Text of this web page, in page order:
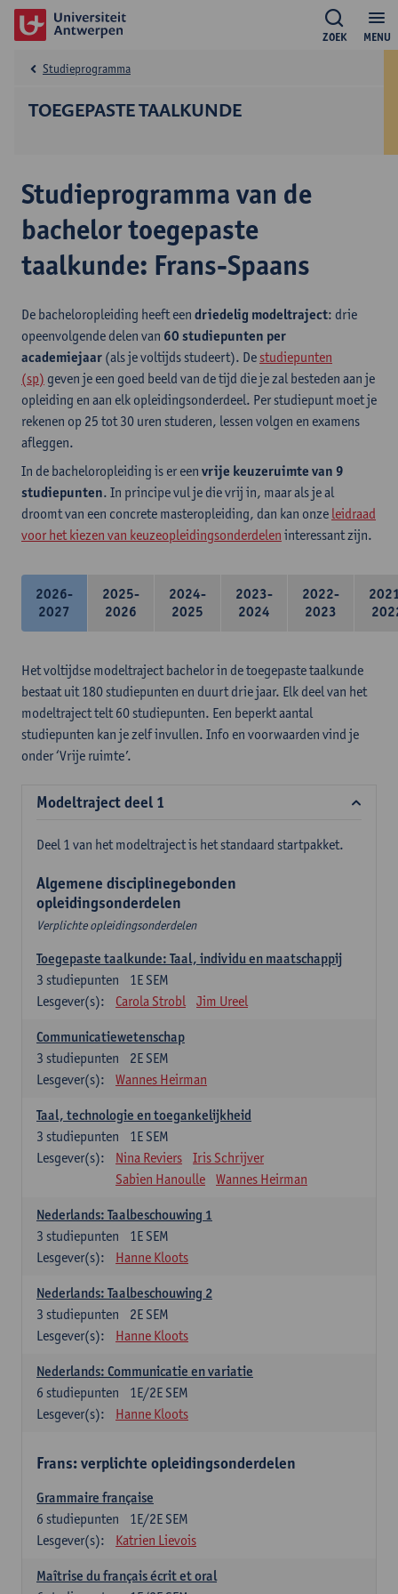
MENU
ZOEK
TOEGEPASTE TAALKUNDE
Studieprogramma
Studieprogramma van de
bachelor toegepaste
taalkunde: Frans-Spaans
De bacheloropleiding heeft een driedelig modeltraject: drie
opeenvolgende delen van 60 studiepunten per
academiejaar (als je voltijds studeert). De studiepunten
(sp) geven je een goed beeld van de tijd die je zal besteden aan je
opleiding en aan elk opleidingsonderdeel. Per studiepunt moet je
rekenen op 25 tot 30 uren studeren, lessen volgen en examens
afleggen.
In de bacheloropleiding is er een vrije keuzeruimte van 9
studiepunten. In principe vul je die vrij in, maar als je al
droomt van een concrete masteropleiding, dan kan onze leidraad
voor het kiezen van keuzeopleidingsonderdelen interessant zijn.
2026-
2027
2025-
2026
2024-
2025
2023-
2024
2022-
2023
Het voltijdse modeltraject bachelor in de toegepaste taalkunde
bestaat uit 180 studiepunten en duurt drie jaar. Elk deel van het
modeltraject telt 60 studiepunten. Een beperkt aantal
studiepunten kan je zelf invullen. Info en voorwaarden vind je
onder ‘Vrije ruimte’.
Modeltraject deel 1
Deel 1 van het modeltraject is het standaard startpakket.
Algemene disciplinegebonden
opleidingsonderdelen
Verplichte opleidingsonderdelen
Toegepaste taalkunde: Taal, individu en maatschappij
1E SEM
3 studiepunten
Lesgever(s):
Carola Strobl Jim Ureel
Communicatiewetenschap
2E SEM
3 studiepunten
Lesgever(s):
Wannes Heirman
Taal, technologie en toegankelijkheid
1E SEM
3 studiepunten
Lesgever(s):
Nina Reviers
Iris Schrijver
Sabien Hanoulle
Wannes Heirman
Nederlands: Taalbeschouwing 1
1E SEM
3 studiepunten
Lesgever(s):
Hanne Kloots
Nederlands: Taalbeschouwing 2
2E SEM
3 studiepunten
Lesgever(s):
Hanne Kloots
Nederlands: Communicatie en variatie
1E/2E SEM
6 studiepunten
Lesgever(s):
Hanne Kloots
Frans: verplichte opleidingsonderdelen
Grammaire française
1E/2E SEM
6 studiepunten
Lesgever(s):
Katrien Lievois
Maîtrise du français écrit et oral